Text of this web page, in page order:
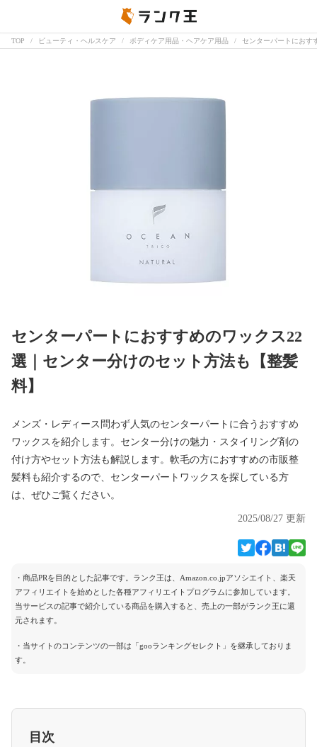
TOP ビューティ・ヘルスケア ボディケア用品・ヘアケア用品 センターパートにおす
センターパートにおすすめのワックス22
選｜センター分けのセット方法も【整髪
料】
メンズ・レディース問わず人気のセンターパートに合うおすすめ
ワックスを紹介します。センター分けの魅力・スタイリング剤の
付け方やセット方法も解説します。軟毛の方におすすめの市販整
髪料も紹介するので、センターパートワックスを探している方
は、ぜひご覧ください。
2025/08/27 更新
・商品PRを目的とした記事です。ランク王は、Amazon.co.jpアソシエイト、楽天
アフィリエイトを始めとした各種アフィリエイトプログラムに参加しています。
当サービスの記事で紹介している商品を購入すると、売上の一部がランク王に還
元されます。
・当サイトのコンテンツの一部は「gooランキングセレクト」を継承しておりま
す。
目次